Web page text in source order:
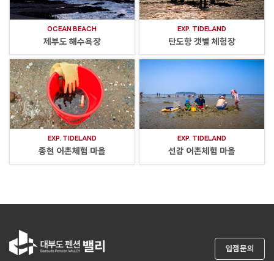
OCEAN BEACH
제부도 해수욕장
EXP. TIDELAND
탄도항 갯벌 체험장
EXP. TIDELAND
종현 어촌체험 마을
EXP. TIDELAND
선감 어촌체험 마을
입점문의